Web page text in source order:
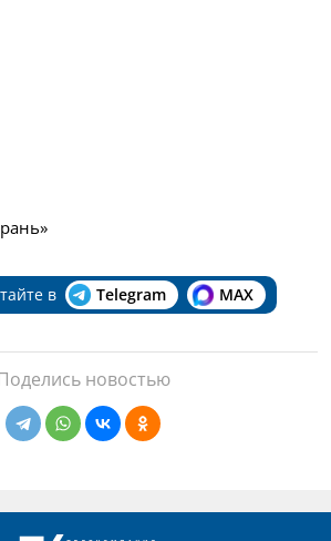
в Telegram MAX
новостью